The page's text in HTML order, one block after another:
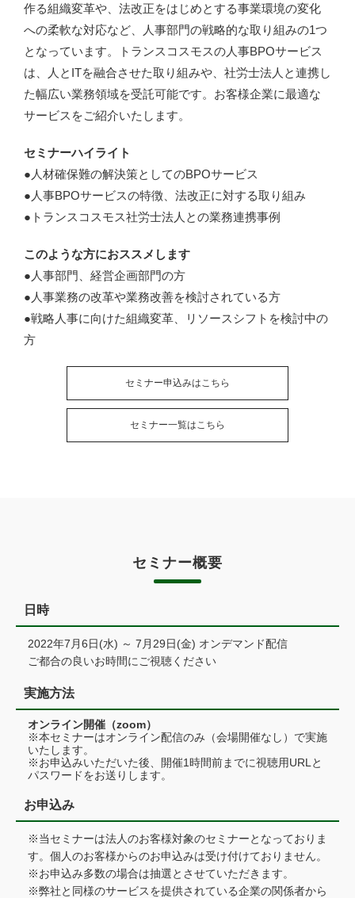
作る組織変革や、法改正をはじめとする事業環境の変化
への柔軟な対応など、人事部門の戦略的な取り組みの1つ
となっています。トランスコスモスの人事BPOサービス
は、人とITを融合させた取り組みや、社労士法人と連携し
た幅広い業務領域を受託可能です。お客様企業に最適な
サービスをご紹介いたします。
セミナーハイライト
●人材確保難の解決策としてのBPOサービス
●人事BPOサービスの特徴、法改正に対する取り組み
●トランスコスモス社労士法人との業務連携事例
このような方におススメします
●人事部門、経営企画部門の方
●人事業務の改革や業務改善を検討されている方
●戦略人事に向けた組織変革、リソースシフトを検討中の
方
セミナー申込みはこちら
セミナー一覧はこちら
セミナー概要
日時
2022年7月6日(水) ～ 7月29日(金) オンデマンド配信
ご都合の良いお時間にご視聴ください
実施方法
オンライン開催（zoom）
※本セミナーはオンライン配信のみ（会場開催なし）で実施
いたします。
※お申込みいただいた後、開催1時間前までに視聴用URLと
パスワードをお送りします。
お申込み
※当セミナーは法人のお客様対象のセミナーとなっておりま
す。個人のお客様からのお申込みは受け付けておりません。
※お申込み多数の場合は抽選とさせていただきます。
※弊社と同様のサービスを提供されている企業の関係者から